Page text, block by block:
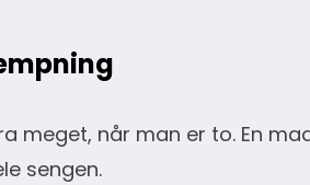
når man er to. En
sengen.